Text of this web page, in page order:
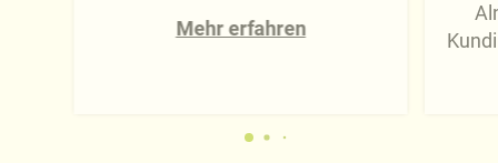
Mehr erfahren